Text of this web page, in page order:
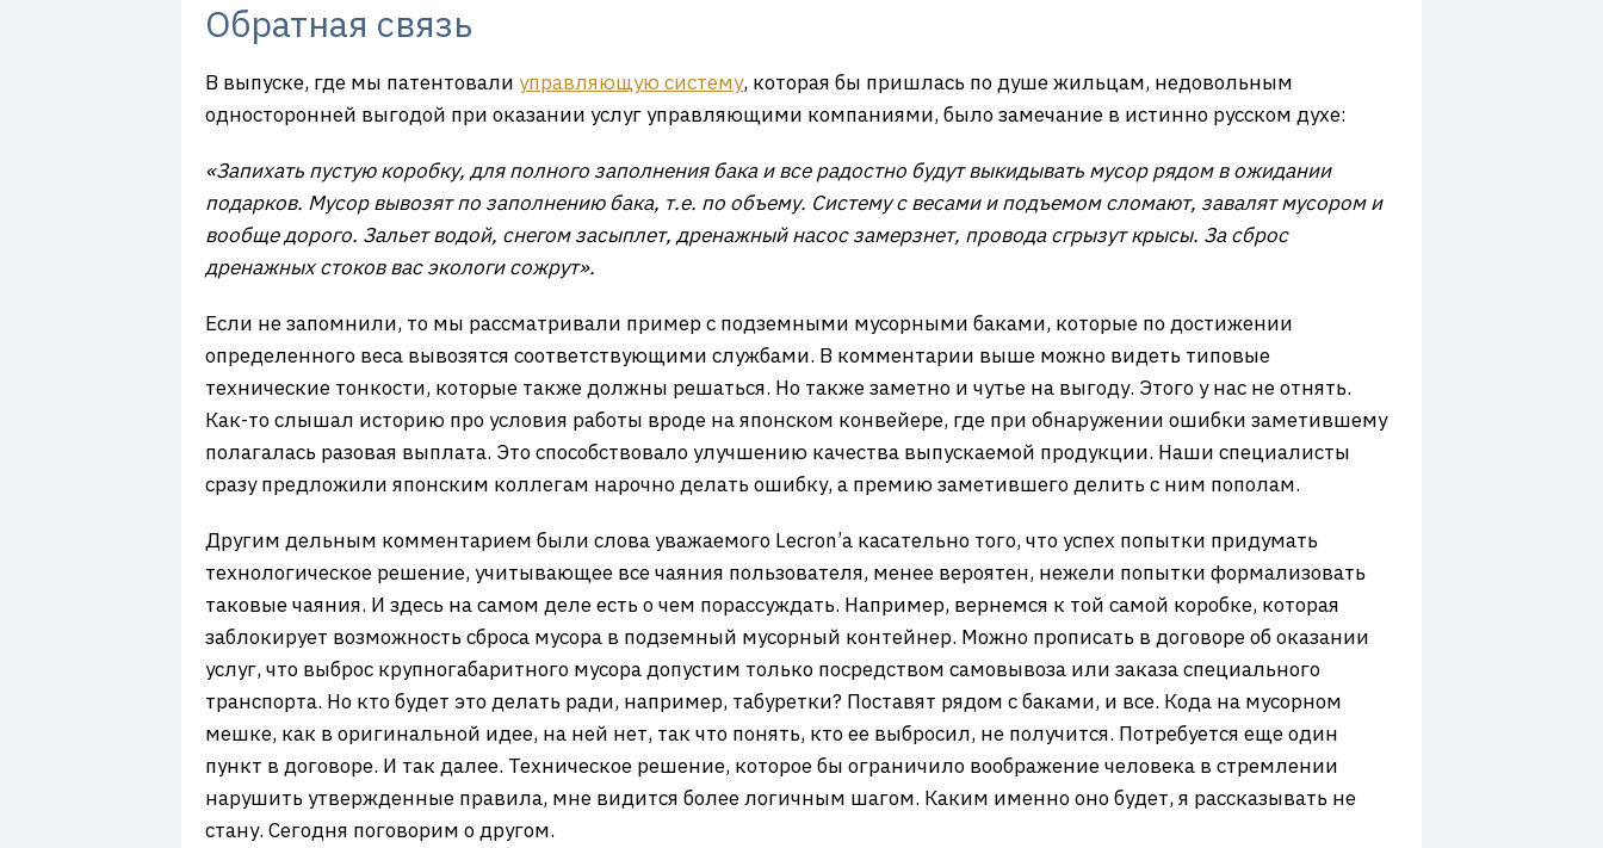
Обратная связь
В выпуске, где мы патентовали управляющую систему, которая бы пришлась по душе жильцам, недовольным
односторонней выгодой при оказании услуг управляющими компаниями, было замечание в истинно русском духе:
«Запихать пустую коробку, для полного заполнения бака и все радостно будут выкидывать мусор рядом в ожидании
подарков. Мусор вывозят по заполнению бака, т.е. по объему. Систему с весами и подъемом сломают, завалят мусором и
вообще дорого. Зальет водой, снегом засыплет, дренажный насос замерзнет, провода сгрызут крысы. За сброс
дренажных стоков вас экологи сожрут».
Если не запомнили, то мы рассматривали пример с подземными мусорными баками, которые по достижении
определенного веса вывозятся соответствующими службами. В комментарии выше можно видеть типовые
технические тонкости, которые также должны решаться. Но также заметно и чутье на выгоду. Этого у нас не отнять.
Как-то слышал историю про условия работы вроде на японском конвейере, где при обнаружении ошибки заметившему
полагалась разовая выплата. Это способствовало улучшению качества выпускаемой продукции. Наши специалисты
сразу предложили японским коллегам нарочно делать ошибку, а премию заметившего делить с ним пополам.
Другим дельным комментарием были слова уважаемого Lecron’а касательно того, что успех попытки придумать
технологическое решение, учитывающее все чаяния пользователя, менее вероятен, нежели попытки формализовать
таковые чаяния. И здесь на самом деле есть о чем порассуждать. Например, вернемся к той самой коробке, которая
заблокирует возможность сброса мусора в подземный мусорный контейнер. Можно прописать в договоре об оказании
услуг, что выброс крупногабаритного мусора допустим только посредством самовывоза или заказа специального
транспорта. Но кто будет это делать ради, например, табуретки? Поставят рядом с баками, и все. Кода на мусорном
мешке, как в оригинальной идее, на ней нет, так что понять, кто ее выбросил, не получится. Потребуется еще один
пункт в договоре. И так далее. Техническое решение, которое бы ограничило воображение человека в стремлении
нарушить утвержденные правила, мне видится более логичным шагом. Каким именно оно будет, я рассказывать не
стану. Сегодня поговорим о другом.